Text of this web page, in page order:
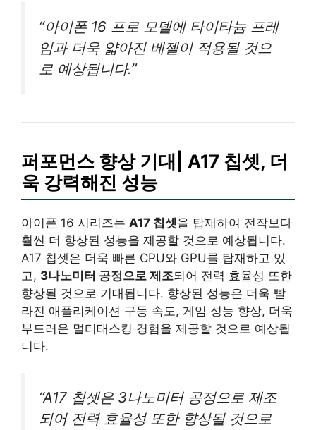
“아이폰 16 프로 모델에 타이타늄 프레
임과 더욱 얇아진 베젤이 적용될 것으
로 예상됩니다.”
퍼포먼스 향상 기대| A17 칩셋, 더
욱 강력해진 성능
아이폰 16 시리즈는 A17 칩셋을 탑재하여 전작보다
훨씬 더 향상된 성능을 제공할 것으로 예상됩니다.
A17 칩셋은 더욱 빠른 CPU와 GPU를 탑재하고 있
고, 3나노미터 공정으로 제조되어 전력 효율성 또한
향상될 것으로 기대됩니다. 향상된 성능은 더욱 빨
라진 애플리케이션 구동 속도, 게임 성능 향상, 더욱
부드러운 멀티태스킹 경험을 제공할 것으로 예상됩
니다.
“A17 칩셋은 3나노미터 공정으로 제조
되어 전력 효율성 또한 향상될 것으로